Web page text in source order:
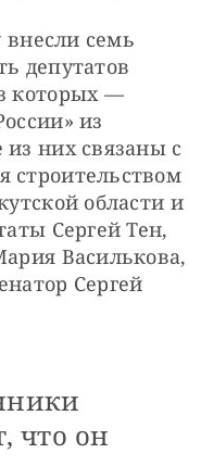
внесли семь
депутатов
которых —
из
них связаны с
строительством
области и
Сергей Тен,
Василькова,
Сергей
что он